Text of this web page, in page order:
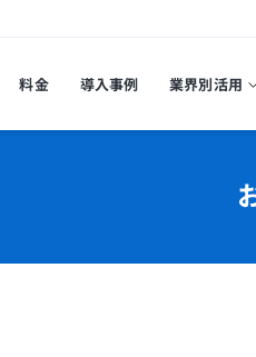
料金 導入事例 業界別活用